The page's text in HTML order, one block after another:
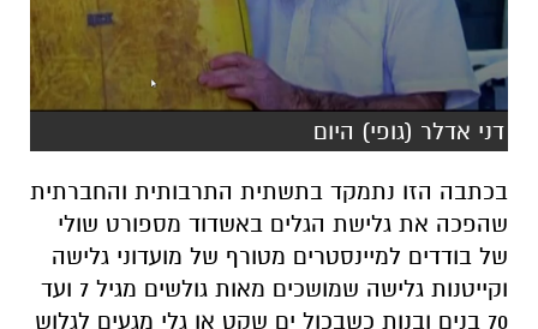
דני אדלר (גופי) היום
בכתבה הזו נתמקד בתשתית התרבותית והחברתית
שהפכה את גלישת הגלים באשדוד מספורט שולי
של בודדים למיינסטרים מטורף של מועדוני גלישה
וקייטנות גלישה שמושכים מאות גולשים מגיל 7 ועד
70 בנים ובנות כשבכול ים שקט או גלי מגעים לגלוש